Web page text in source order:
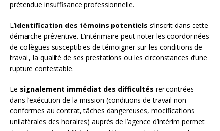
prétendue insuffisance professionnelle.
L’identification des témoins potentiels s’inscrit dans cette
démarche préventive. L’intérimaire peut noter les coordonnées
de collègues susceptibles de témoigner sur les conditions de
travail, la qualité de ses prestations ou les circonstances d’une
rupture contestable.
Le signalement immédiat des difficultés rencontrées
dans l’exécution de la mission (conditions de travail non
conformes au contrat, tâches dangereuses, modifications
unilatérales des horaires) auprès de l’agence d’intérim permet